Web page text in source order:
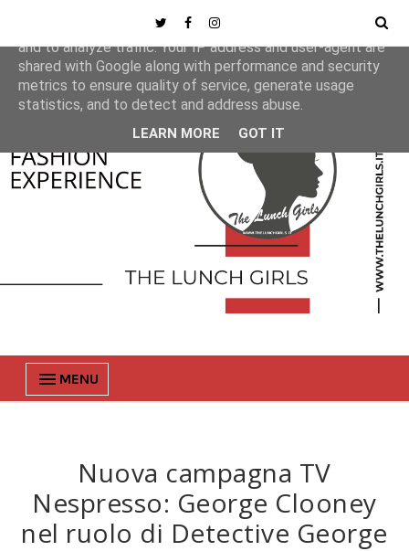
MENU
Nuova campagna TV
Nespresso: George Clooney
nel ruolo di Detective George
This site uses cookies from Google to deliver its services
and to analyze traffic. Your IP address and user-agent are
shared with Google along with performance and security
metrics to ensure quality of service, generate usage
statistics, and to detect and address abuse.
LEARN MORE GOT IT